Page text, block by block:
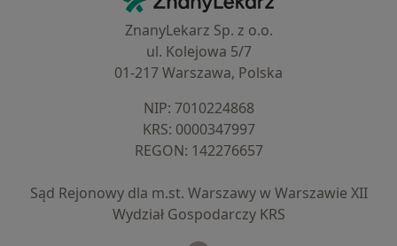
ZnanyLekarz Sp. z o.o.
ul. Kolejowa 5/7
01-217 Warszawa, Polska
NIP: ⁠7010224868
KRS: ⁠0000347997
REGON: ⁠142276657
Sąd Rejonowy dla m.st. Warszawy w Warszawie XII
Wydział Gospodarczy KRS